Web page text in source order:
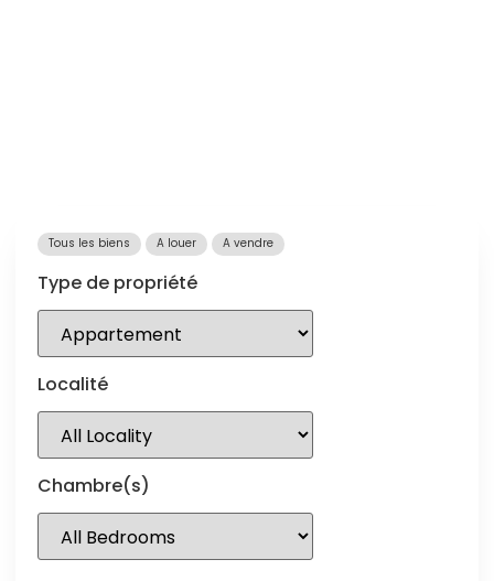
Tous les biens A louer A vendre
Type de propriété
Localité
Chambre(s)